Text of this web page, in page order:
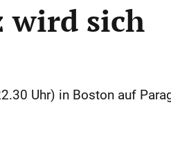
wird sich
Uhr) in Boston auf